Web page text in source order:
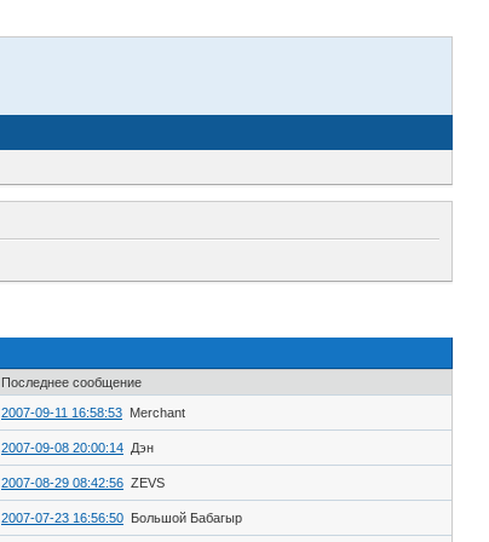
Последнее сообщение
2007-09-11 16:58:53 Merchant
2007-09-08 20:00:14 Дэн
2007-08-29 08:42:56 ZEVS
2007-07-23 16:56:50 Большой Бабагыр